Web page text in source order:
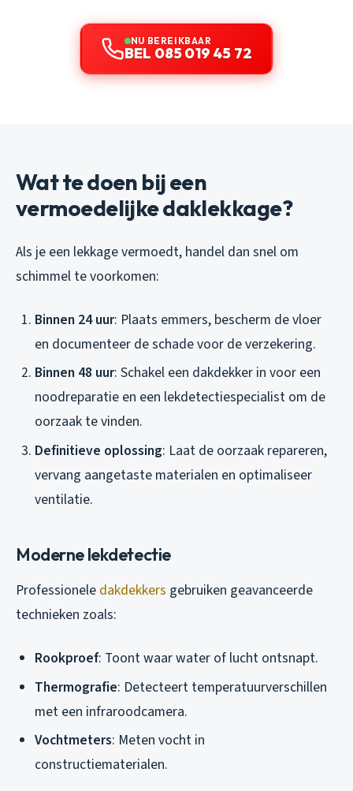
NU BEREIKBAAR
BEL 085 019 45 72
Wat te doen bij een
vermoedelijke daklekkage?
Als je een lekkage vermoedt, handel dan snel om
schimmel te voorkomen:
Binnen 24 uur: Plaats emmers, bescherm de vloer
en documenteer de schade voor de verzekering.
Binnen 48 uur: Schakel een dakdekker in voor een
noodreparatie en een lekdetectiespecialist om de
oorzaak te vinden.
Definitieve oplossing: Laat de oorzaak repareren,
vervang aangetaste materialen en optimaliseer
ventilatie.
Moderne lekdetectie
Professionele dakdekkers gebruiken geavanceerde
technieken zoals:
Rookproef: Toont waar water of lucht ontsnapt.
Thermografie: Detecteert temperatuurverschillen
met een infraroodcamera.
Vochtmeters: Meten vocht in
constructiematerialen.